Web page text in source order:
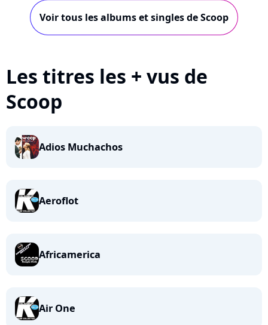
Voir tous les albums et singles de Scoop
Les titres les + vus de
Scoop
Adios Muchachos
Aeroflot
Africamerica
Air One